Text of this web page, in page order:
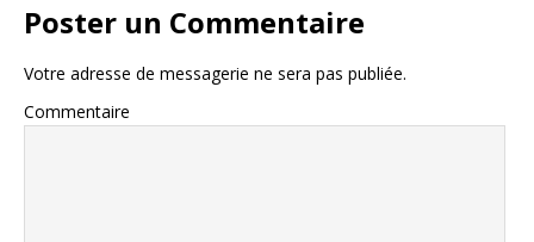
Poster un Commentaire
Votre adresse de messagerie ne sera pas publiée.
Commentaire